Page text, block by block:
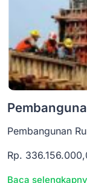
Pembangunan
Rp.
Baca